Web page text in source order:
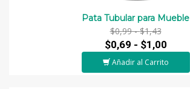
Pata Tubular para Mueble
$0,99 -$1,43
$0,69 - $1,00
Añadir al Carrito